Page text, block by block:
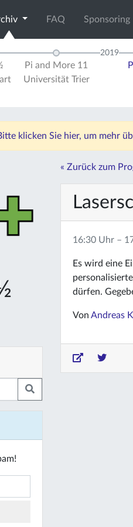
FAQ Sponsoring
Pi and More 11
Universität Trier
2019
klicken Sie hier, um mehr
« Zurück zum
16:30 Uhr –
Es wird eine
dürfen.
Von Andreas